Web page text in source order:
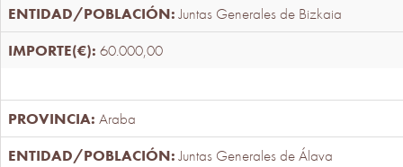
Juntas Generales de Bizkaia
60.000,00
Araba
Juntas Generales de Álava